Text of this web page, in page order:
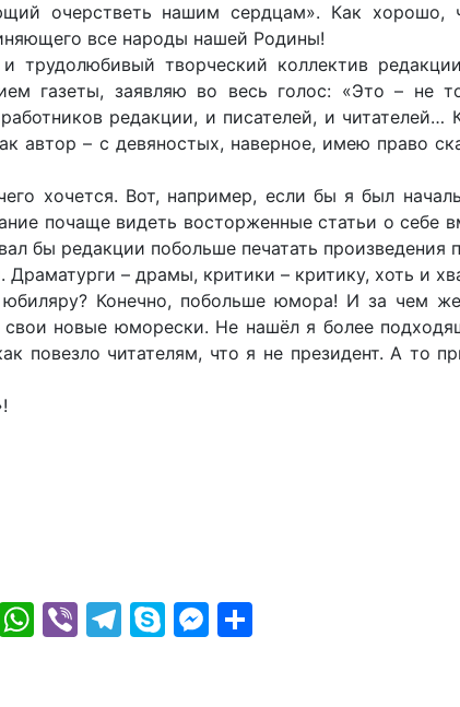
очерстветь нашим сердцам». Как хорошо,
все народы нашей Родины!
трудолюбивый творческий коллектив
газеты, заявляю во весь голос: «Это – не
редакции, и писателей, и читателей…
автор – с девяностых, наверное, имею право
хочется. Вот, например, если бы я был
почаще видеть восторженные статьи о себе
бы редакции побольше печатать произведения
– драмы, критики – критику, хоть и
Конечно, побольше юмора! И за чем
новые юморески. Не нашёл я более
повезло читателям, что я не президент. А то
GmailWhatsApp
ViberTelegram
SkypeMessenger